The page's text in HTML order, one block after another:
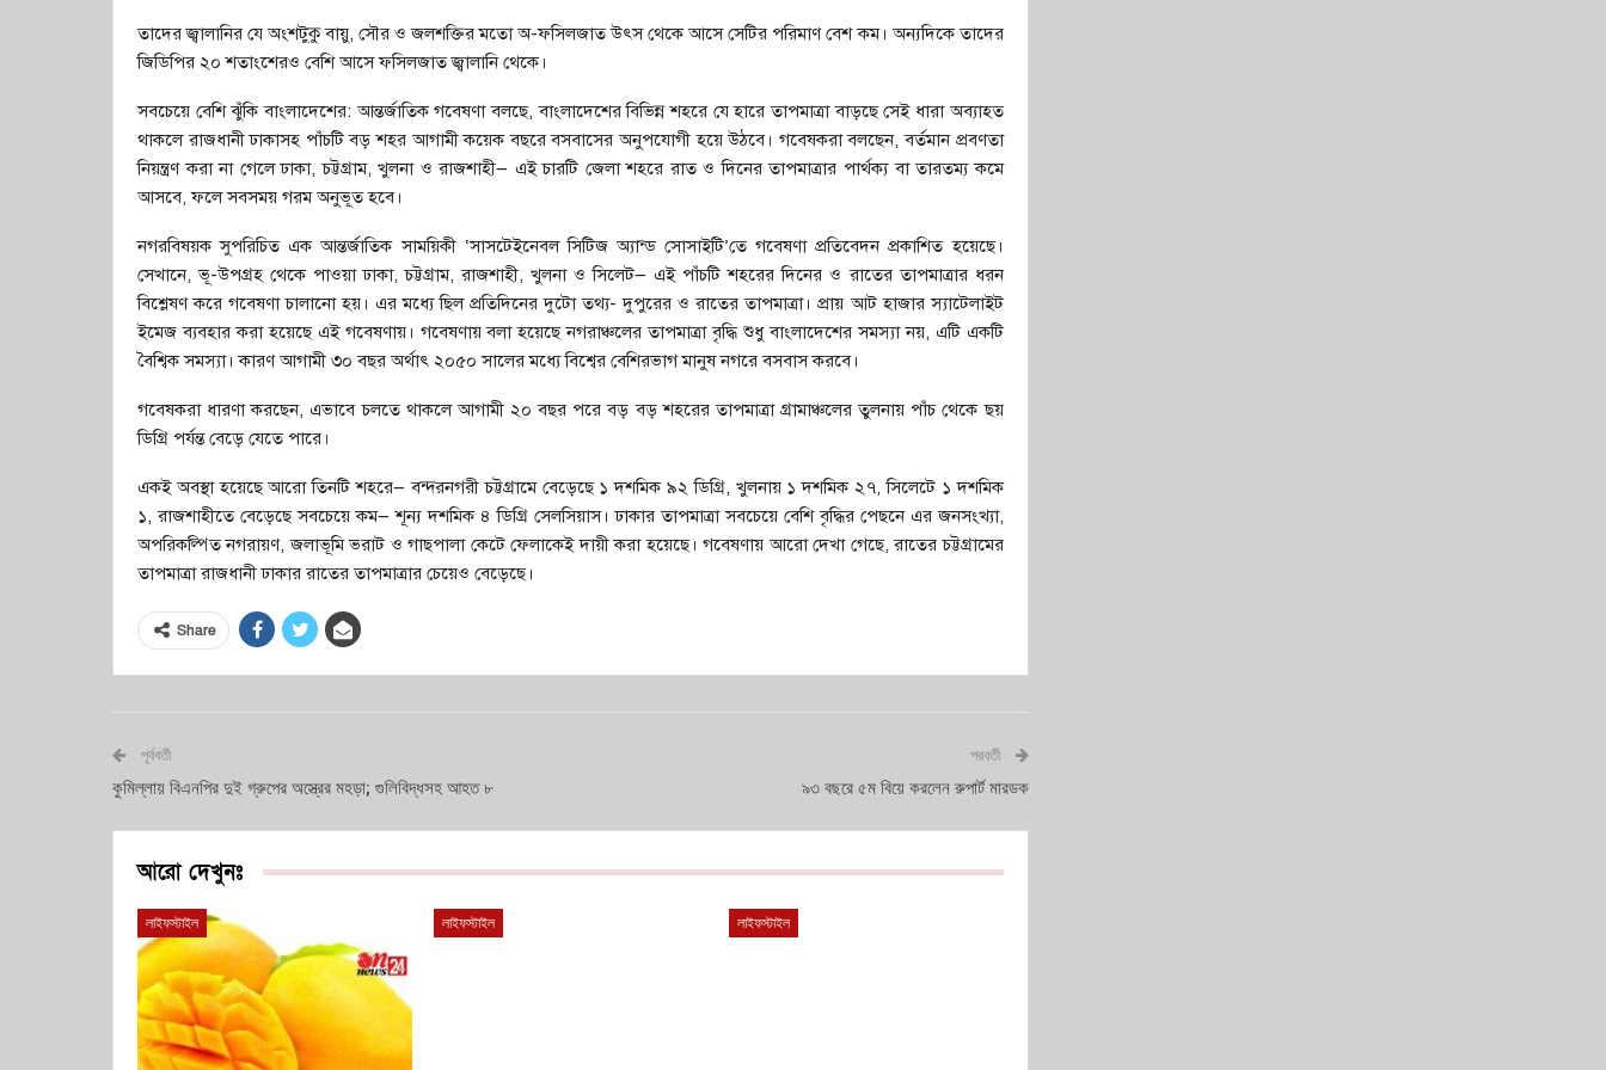
তাদের জ্বালানির যে অংশটুকু বায়ু, সৌর ও জলশক্তির মতো অ-ফসিলজাত উৎস থেকে আসে সেটির পরিমাণ বেশ কম। অন্যদিকে তাদের
জিডিপির ২০ শতাংশেরও বেশি আসে ফসিলজাত জ্বালানি থেকে।
সবচেয়ে বেশি ঝুঁকি বাংলাদেশের: আন্তর্জাতিক গবেষণা বলছে, বাংলাদেশের বিভিন্ন শহরে যে হারে তাপমাত্রা বাড়ছে সেই ধারা অব্যাহত
থাকলে রাজধানী ঢাকাসহ পাঁচটি বড় শহর আগামী কয়েক বছরে বসবাসের অনুপযোগী হয়ে উঠবে। গবেষকরা বলছেন, বর্তমান প্রবণতা
নিয়ন্ত্রণ করা না গেলে ঢাকা, চট্টগ্রাম, খুলনা ও রাজশাহী— এই চারটি জেলা শহরে রাত ও দিনের তাপমাত্রার পার্থক্য বা তারতম্য কমে
আসবে, ফলে সবসময় গরম অনুভূত হবে।
নগরবিষয়ক সুপরিচিত এক আন্তর্জাতিক সাময়িকী ‘সাসটেইনেবল সিটিজ অ্যান্ড সোসাইটি’তে গবেষণা প্রতিবেদন প্রকাশিত হয়েছে।
সেখানে, ভূ-উপগ্রহ থেকে পাওয়া ঢাকা, চট্টগ্রাম, রাজশাহী, খুলনা ও সিলেট— এই পাঁচটি শহরের দিনের ও রাতের তাপমাত্রার ধরন
বিশ্লেষণ করে গবেষণা চালানো হয়। এর মধ্যে ছিল প্রতিদিনের দুটো তথ্য- দুপুরের ও রাতের তাপমাত্রা। প্রায় আট হাজার স্যাটেলাইট
ইমেজ ব্যবহার করা হয়েছে এই গবেষণায়। গবেষণায় বলা হয়েছে নগরাঞ্চলের তাপমাত্রা বৃদ্ধি শুধু বাংলাদেশের সমস্যা নয়, এটি একটি
বৈশ্বিক সমস্যা। কারণ আগামী ৩০ বছর অর্থাৎ ২০৫০ সালের মধ্যে বিশ্বের বেশিরভাগ মানুষ নগরে বসবাস করবে।
গবেষকরা ধারণা করছেন, এভাবে চলতে থাকলে আগামী ২০ বছর পরে বড় বড় শহরের তাপমাত্রা গ্রামাঞ্চলের তুলনায় পাঁচ থেকে ছয়
ডিগ্রি পর্যন্ত বেড়ে যেতে পারে।
একই অবস্থা হয়েছে আরো তিনটি শহরে— বন্দরনগরী চট্টগ্রামে বেড়েছে ১ দশমিক ৯২ ডিগ্রি, খুলনায় ১ দশমিক ২৭, সিলেটে ১ দশমিক
১, রাজশাহীতে বেড়েছে সবচেয়ে কম— শূন্য দশমিক ৪ ডিগ্রি সেলসিয়াস। ঢাকার তাপমাত্রা সবচেয়ে বেশি বৃদ্ধির পেছনে এর জনসংখ্যা,
অপরিকল্পিত নগরায়ণ, জলাভূমি ভরাট ও গাছপালা কেটে ফেলাকেই দায়ী করা হয়েছে। গবেষণায় আরো দেখা গেছে, রাতের চট্টগ্রামের
তাপমাত্রা রাজধানী ঢাকার রাতের তাপমাত্রার চেয়েও বেড়েছে।
Share
পূর্ববর্তী
কুমিল্লায় বিএনপির দুই গ্রুপের অস্ত্রের মহড়া; গুলিবিদ্ধসহ আহত ৮
পরবর্তী
৯৩ বছরে ৫ম বিয়ে করলেন রুপার্ট মারডক
আরো দেখুনঃ
লাইফস্টাইল লাইফস্টাইল লাইফস্টাইল